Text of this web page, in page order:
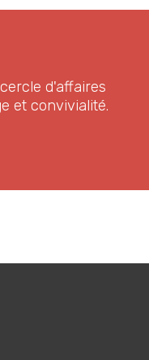
d'affaires
et convivialité.